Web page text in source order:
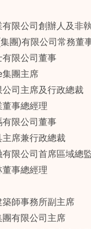
限公司創辦人及非
團)有限公司常務董
限公司董事
團主席
司主席及行政總裁
事總經理
限公司董事
席兼行政總裁
限公司首席區域總
事總經理
師事務所副主席
有限公司主席